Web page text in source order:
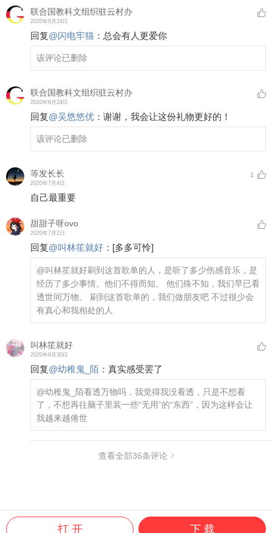
联合国教科文组织驻云村办
2020年8月24日
回复@闪电牢猫 ： 总会有人更爱你
该评论已删除
联合国教科文组织驻云村办
2020年8月24日
回复@吴悠悠优 ： 谢谢，我会让这份礼物更好的！
该评论已删除
等发长长
2020年7月4日
1
自己最重要
甜甜子呀ovo
2020年7月2日
回复@叫林笙就好 ： [多多可怜]
@叫林笙就好刷到这首歌单的人，是听了多少伤感音乐，是
经历了多少事情。他们不得而知。 他们殊不知，我们早已看
透世间万物。 刷到这首歌单的，我们做朋友吧 不过很少会
有真心和我相处的人
叫林笙就好
2020年6月30日
回复@幼稚鬼_陌 ： 真实感受罢了
@幼稚鬼_陌看透万物吗，我觉得我没看透，只是不想看
了，不想再往脑子里装一些“无用”的“东西”，因为这样会让
我越来越倦世
查看全部36条评论
打 开 下 载